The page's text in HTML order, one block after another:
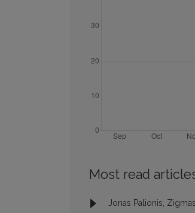
Most read
Jonas Palionis,